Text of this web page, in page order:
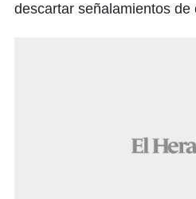
descartar señalamientos de